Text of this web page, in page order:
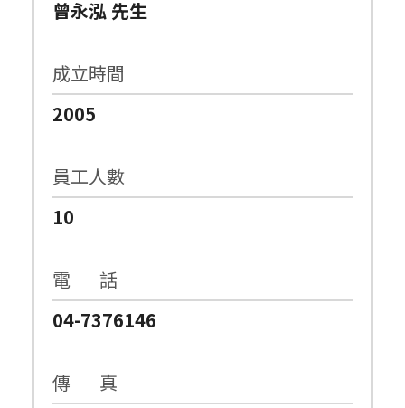
曾永泓 先生
成立時間
2005
員工人數
10
電 話
04-7376146
傳 真